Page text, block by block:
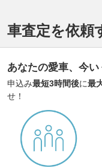
車査定を依頼
あなたの愛車、今い
申込み最短3時間後に最
せ！